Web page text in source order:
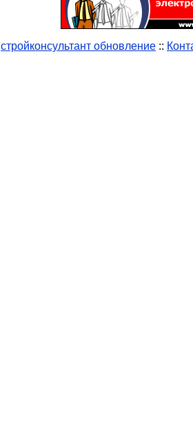
стройконсультант обновление ::